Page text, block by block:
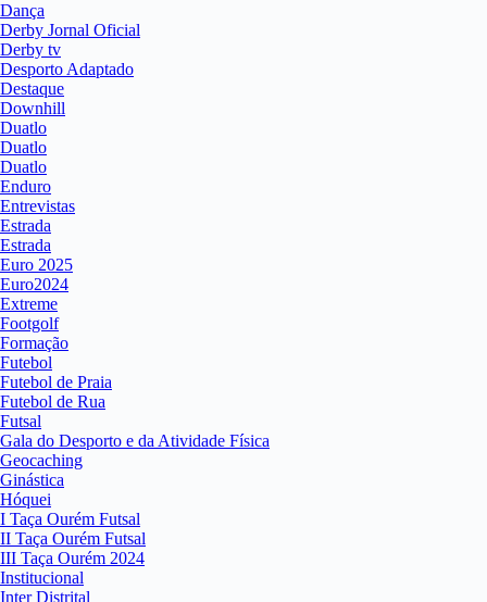
Dança
Derby Jornal Oficial
Derby tv
Desporto Adaptado
Destaque
Downhill
Duatlo
Duatlo
Duatlo
Enduro
Entrevistas
Estrada
Estrada
Euro 2025
Euro2024
Extreme
Footgolf
Formação
Futebol
Futebol de Praia
Futebol de Rua
Futsal
Gala do Desporto e da Atividade Física
Geocaching
Ginástica
Hóquei
I Taça Ourém Futsal
II Taça Ourém Futsal
III Taça Ourém 2024
Institucional
Inter Distrital